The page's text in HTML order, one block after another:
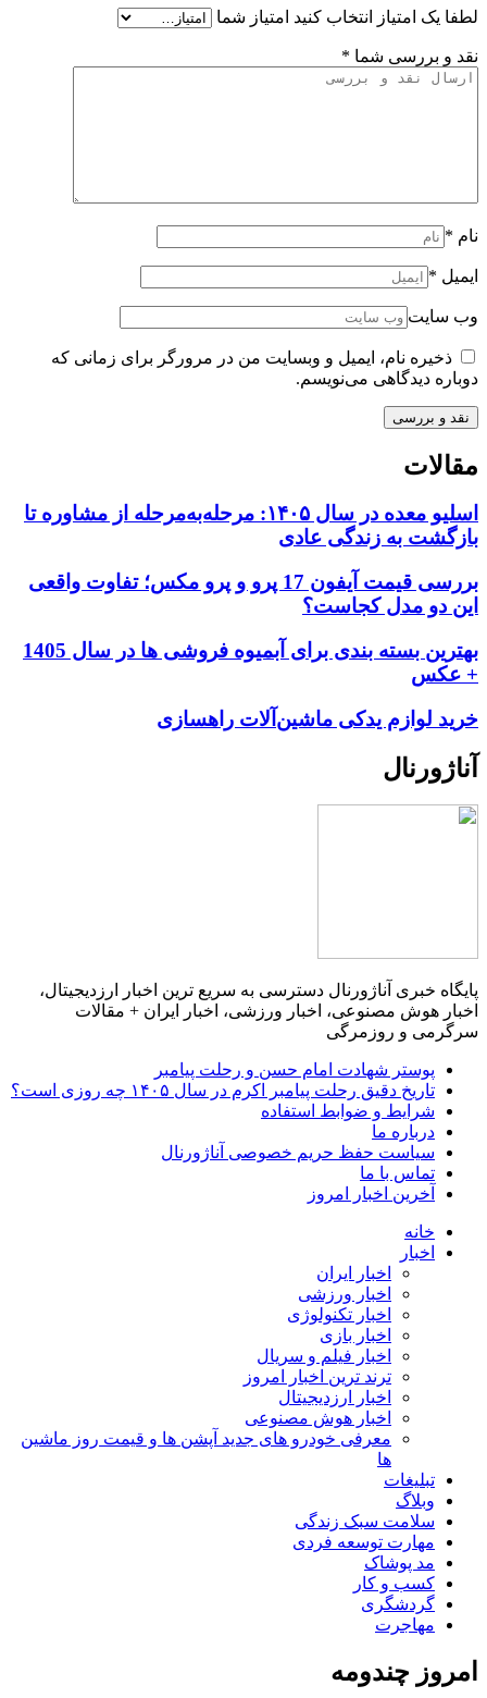
لطفا یک امتیاز انتخاب کنید امتیاز شما
نقد و بررسی شما *
نام *
ایمیل *
وب سایت
ذخیره نام، ایمیل و وبسایت من در مرورگر برای زمانی که
دوباره دیدگاهی می‌نویسم.
مقالات
اسلیو معده در سال ۱۴۰۵: مرحله‌به‌مرحله از مشاوره تا
بازگشت به زندگی عادی
بررسی قیمت آیفون 17 پرو و پرو مکس؛ تفاوت واقعی
این دو مدل کجاست؟
بهترین بسته بندی برای آبمیوه فروشی ها در سال 1405
+ عکس
خرید لوازم یدکی ماشین‌آلات راهسازی
آناژورنال
پایگاه خبری آناژورنال دسترسی به سریع ترین اخبار ارزدیجیتال،
اخبار هوش مصنوعی، اخبار ورزشی، اخبار ایران + مقالات
سرگرمی و روزمرگی
پوستر شهادت امام حسن و رحلت پیامبر
تاریخ دقیق رحلت پیامبر اکرم در سال ۱۴۰۵ چه روزی است؟
شرایط و ضوابط استفاده
درباره ما
سیاست حفظ حریم خصوصی آناژورنال
تماس با ما
آخرین اخبار امروز
خانه
اخبار
اخبار ایران
اخبار ورزشی
اخبار تکنولوژی
اخبار بازی
اخبار فیلم و سریال
ترند ترین اخبار امروز
اخبار ارزدیجیتال
اخبار هوش مصنوعی
معرفی خودرو های جدید آپشن‌ ها و قیمت روز ماشین‌
ها
تبلیغات
وبلاگ
سلامت سبک زندگی
مهارت توسعه فردی
مد پوشاک
کسب و کار
گردشگری
مهاجرت
امروز چندومه